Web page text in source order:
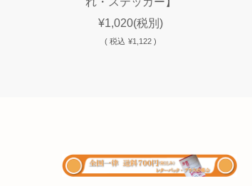
¥1,020(税別)
( 税込 ¥1,122 )